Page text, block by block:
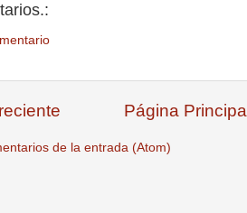
Página Principal
de la entrada (Atom)